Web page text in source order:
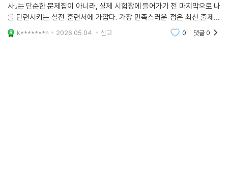
사』는 단순한 문제집이 아니라, 실제 시험장에 들어가기 전 마지막으로 나
를 단련시키는 실전 훈련서에 가깝다. 가장 만족스러운 점은 최신 출제경
향이 철저하게 반영되어 있다는 것이다. 단순히 기출을 나열한 것이 아니
라, 출제 포인트와
k*******n 2026.05.04. 신고 0 댓글0